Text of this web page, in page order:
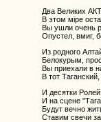
Два Великих
В этом мiре
Вы ушли очень
Опустел, вмиг,
Из родного
Белокурым,
Вы приехали в
В тот
И десятки Ролей
И на сцене
Будут вечно
Ставим свечи